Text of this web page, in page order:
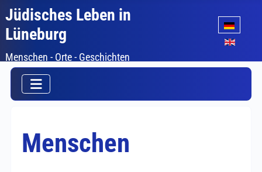
Jüdisches Leben in
Lüneburg
Menschen - Orte - Geschichten
Sprache